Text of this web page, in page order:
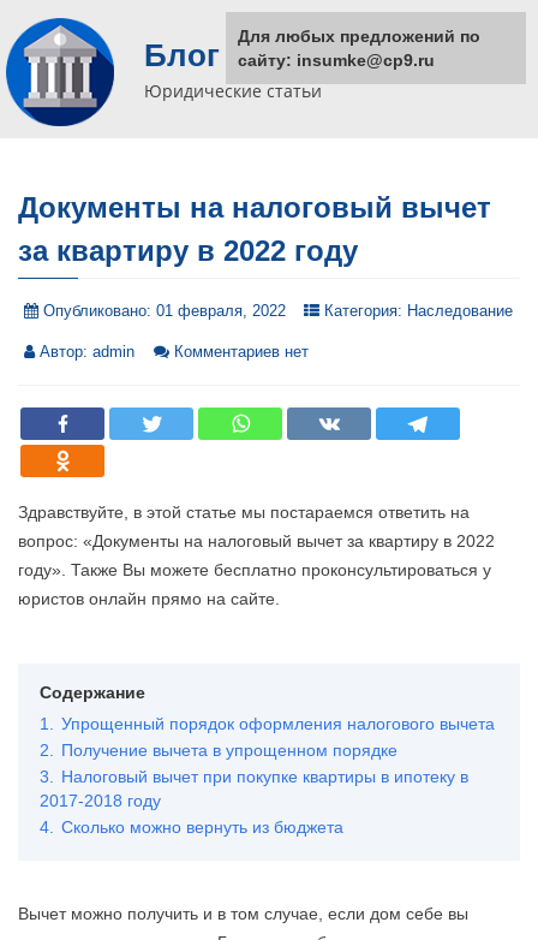
Блог юриста
Юридические статьи
Документы на налоговый вычет
за квартиру в 2022 году
Опубликовано: 01 февраля, 2022 Категория: Наследование
Автор: admin Комментариев нет
Здравствуйте, в этой статье мы постараемся ответить на
вопрос: «Документы на налоговый вычет за квартиру в 2022
году». Также Вы можете бесплатно проконсультироваться у
юристов онлайн прямо на сайте.
Содержание
1.
Упрощенный порядок оформления налогового вычета
2.
Получение вычета в упрощенном порядке
3.
Налоговый вычет при покупке квартиры в ипотеку в
2017-2018 году
4.
Сколько можно вернуть из бюджета
Вычет можно получить и в том случае, если дом себе вы
Для любых предложений по
сайту: insumke@cp9.ru